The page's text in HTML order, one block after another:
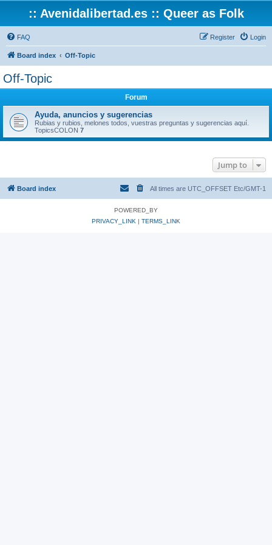
:: Avenidalibertad.es :: Queer as Folk
FAQ Login
Register
Board index Off-Topic
Off-Topic
Forum
Ayuda, anuncios y sugerencias
Rubias y rubios, melones todos, vuestras preguntas y sugerencias aquí.
TopicsCOLON 7
Jump to
Board index All times are UTC_OFFSET Etc/GMT-1
POWERED_BY
PRIVACY_LINK | TERMS_LINK